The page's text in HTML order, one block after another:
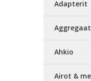
Adapterit
Ahkio
Airot &